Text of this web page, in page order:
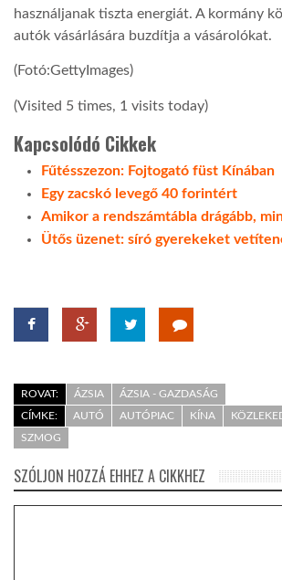
használjanak tiszta energiát. A kormány
autók vásárlására buzdítja a vásárolókat.
(Fotó:GettyImages)
(Visited 5 times, 1 visits today)
Kapcsolódó Cikkek
Fűtésszezon: Fojtogató füst Kínában
Egy zacskó levegő 40 forintért
Amikor a rendszámtábla drágább,
Ütős üzenet: síró gyerekeket
ROVAT: ÁZSIA
ÁZSIA - GAZDASÁG
CÍMKE:
AUTÓ AUTÓPIAC KÍNA
SZMOG
SZÓLJON HOZZÁ EHHEZ A CIKKHEZ